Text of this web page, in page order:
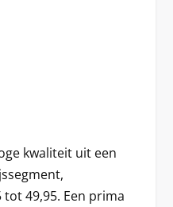
kwaliteit uit een
49,95. Een prima